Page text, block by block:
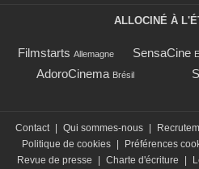
ALLOCINÉ À
Filmstarts Allemagne SensaCine
AdoroCinema Brésil
Contact Qui sommes-nous
Politique de cookies
Préférences
Revue de presse
Charte d'écriture